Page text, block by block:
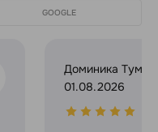
GOOGLE
Доминика
01.08.2026